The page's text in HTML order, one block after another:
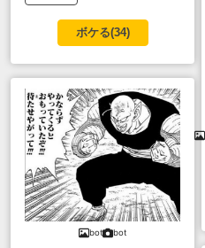
ボケる(34)
bot bot